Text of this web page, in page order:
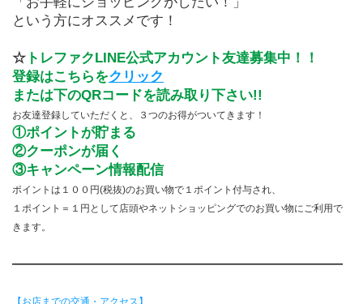
という方にオススメです！
☆ トレファクLINE公式アカウント友達募集中！！
登録はこちらをクリック
または下のQRコードを読み取り下さい!!
お友達登録していただくと、３つのお得がついてきます！
①ポイントが貯まる
②クーポンが届く
③キャンペーン情報配信
ポイントは１００円(税抜)のお買い物で１ポイント付与され、
１ポイント＝１円として店頭やネットショッピングでのお買い物にご利用で
きます。
――――――――――――――――――――――――
【お店までの交通・アクセス】